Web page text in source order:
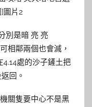
別是暗 亮 亮
相鄰兩個也會滅，
處的沙子鏟土把
回。
關隻要中心不是黑